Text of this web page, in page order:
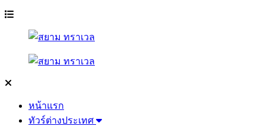
หน้าแรก
ทัวร์ต่างประเทศ